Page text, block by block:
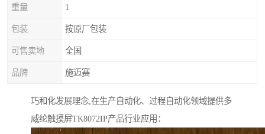
重量 1
包装 按原厂包装
可售卖地 全国
品牌 施迈赛
巧和化发展理念,在生产自动化、过程自动化领域提供多
威纶触摸屏TK8072IP产品行业应用：